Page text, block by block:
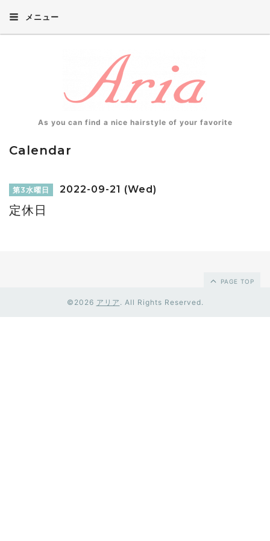
メニュー
As you can find a nice hairstyle of your favorite
Calendar
第3水曜日 2022-09-21 (Wed)
定休日
PAGE TOP
©2026 アリア . All Rights Reserved.